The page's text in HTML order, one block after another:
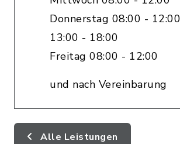
Donnerstag 08:00 -
13:00 - 18:00
Freitag 08:00 - 12:00
und nach Vereinbarung
Alle Leistungen